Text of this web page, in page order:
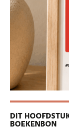
DIT
BOEKENBON